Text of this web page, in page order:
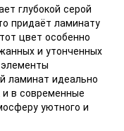
глубокой серой
придаёт ламинату
цвет особенно
и утонченных
ламинат идеально
и в современные
уютного и